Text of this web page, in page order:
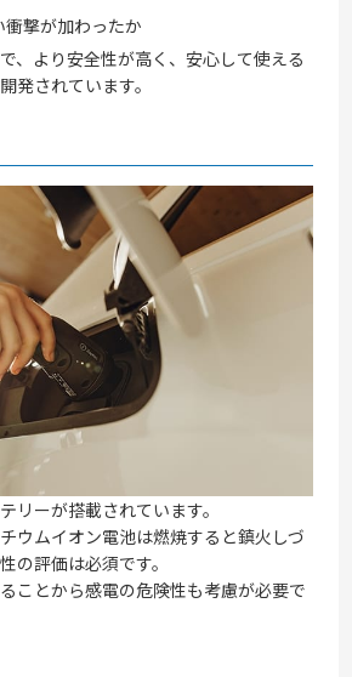
衝撃が加わったか
、より安全性が高く、安心して使える
発されています。
リーが搭載されています。
ウムイオン電池は燃焼すると鎮火しづ
の評価は必須です。
ことから感電の危険性も考慮が必要で